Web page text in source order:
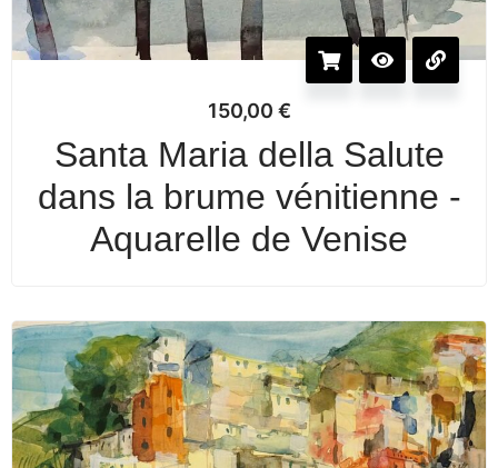
150,00 €
Santa Maria della Salute
dans la brume vénitienne -
Aquarelle de Venise